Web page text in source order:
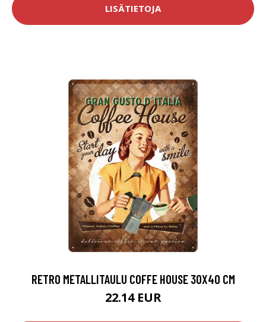
LISÄTIETOJA
RETRO METALLITAULU COFFE HOUSE 30X40 CM
22.14 EUR